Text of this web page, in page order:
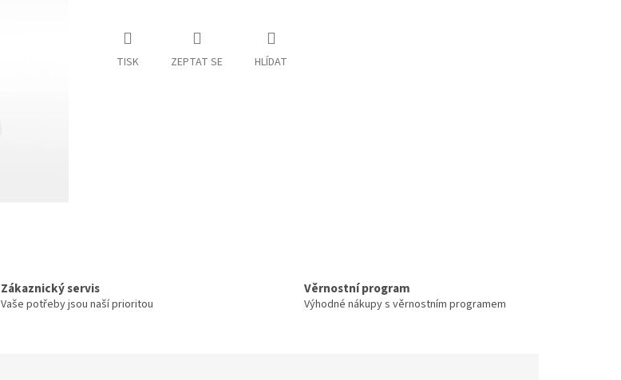
TISK ZEPTAT SE HLÍDAT
Zákaznický servis
Vaše potřeby jsou naší prioritou
Věrnostní program
Výhodné nákupy s věrnostním programem